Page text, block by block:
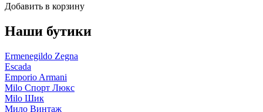
Добавить в корзину
Наши бутики
Ermenegildo Zegna
Escada
Emporio Armani
Milo Спорт Люкс
Milo Шик
Мило Винтаж